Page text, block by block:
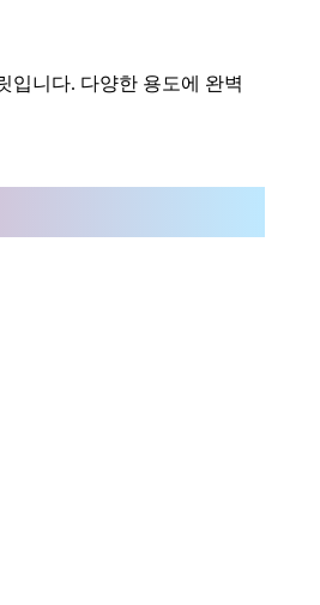
입니다. 다양한 용도에 완벽